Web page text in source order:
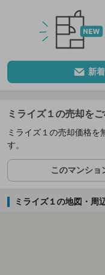
新
ミライズ１の売却を
ミライズ１の売却価格を
す。
このマンショ
ミライズ１の地図・周